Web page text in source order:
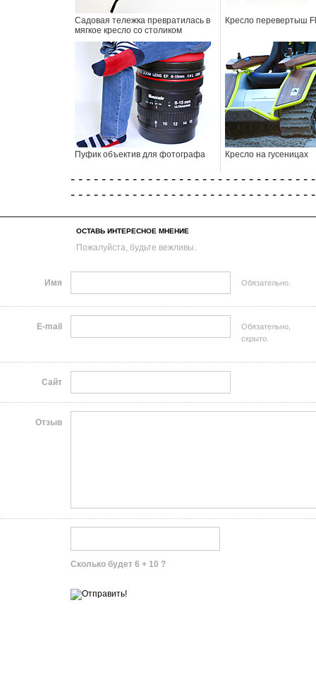
Садовая тележка превратилась в
мягкое кресло со столиком
Кресло перевертыш
Пуфик объектив для фотографа Кресло на гусеницах
- - - - - - - - - - - - - - - - - - - - - - - - - - - - - - -
- - - - - - - - - - - - - - - - - - - - - - - - - - - - - - -
ОСТАВЬ ИНТЕРЕСНОЕ МНЕНИЕ
Пожалуйста, будьте вежливы.
Имя Обязательно.
E-mail
Обязательно,
скрыто.
Сайт
Отзыв
Сколько будет 6 + 10 ?